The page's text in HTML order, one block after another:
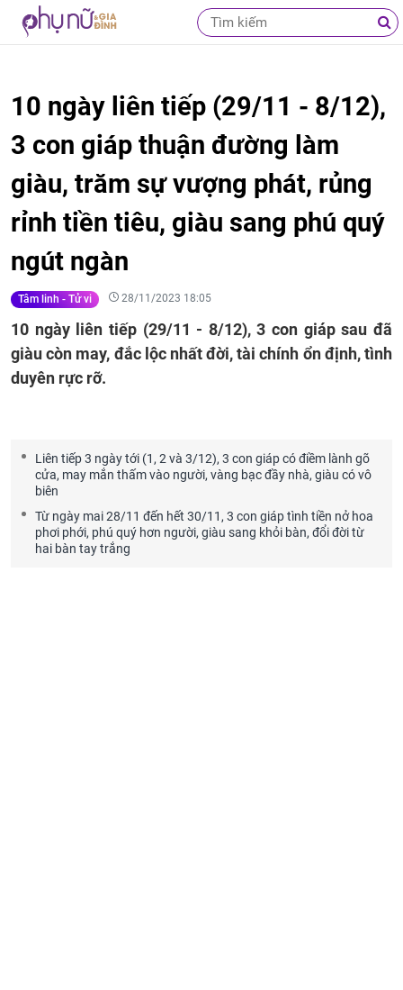
10 ngày liên tiếp (29/11 - 8/12),
3 con giáp thuận đường làm
giàu, trăm sự vượng phát, rủng
rỉnh tiền tiêu, giàu sang phú quý
ngút ngàn
Tâm linh - Tử vi 28/11/2023 18:05
10 ngày liên tiếp (29/11 - 8/12), 3 con giáp sau đã
giàu còn may, đắc lộc nhất đời, tài chính ổn định, tình
duyên rực rỡ.
Liên tiếp 3 ngày tới (1, 2 và 3/12), 3 con giáp có điềm lành gõ
cửa, may mắn thấm vào người, vàng bạc đầy nhà, giàu có vô
biên
Từ ngày mai 28/11 đến hết 30/11, 3 con giáp tình tiền nở hoa
phơi phới, phú quý hơn người, giàu sang khỏi bàn, đổi đời từ
hai bàn tay trắng